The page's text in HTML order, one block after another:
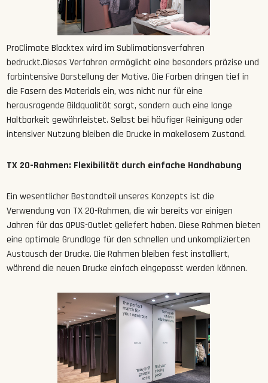
ProClimate Blacktex wird im Sublimationsverfahren
bedruckt.Dieses Verfahren ermöglicht eine besonders präzise und
farbintensive Darstellung der Motive. Die Farben dringen tief in
die Fasern des Materials ein, was nicht nur für eine
herausragende Bildqualität sorgt, sondern auch eine lange
Haltbarkeit gewährleistet. Selbst bei häufiger Reinigung oder
intensiver Nutzung bleiben die Drucke in makellosem Zustand.
TX 20-Rahmen: Flexibilität durch einfache Handhabung
Ein wesentlicher Bestandteil unseres Konzepts ist die
Verwendung von TX 20-Rahmen, die wir bereits vor einigen
Jahren für das OPUS-Outlet geliefert haben. Diese Rahmen bieten
eine optimale Grundlage für den schnellen und unkomplizierten
Austausch der Drucke. Die Rahmen bleiben fest installiert,
während die neuen Drucke einfach eingepasst werden können.